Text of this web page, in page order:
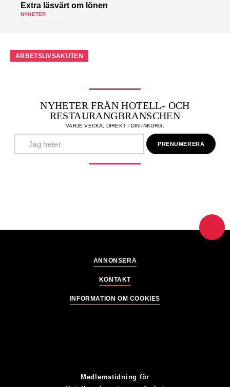
Extra läsvärt om lönen
NYHETER
ARBETSLIVSAKUTEN
NYHETER FRÅN HOTELL- OCH
RESTAURANGBRANSCHEN
VARJE VECKA, DIREKT I DIN INKORG.
ANNONSERA
KONTAKT
INFORMATION OM COOKIES
Medlemstidning för